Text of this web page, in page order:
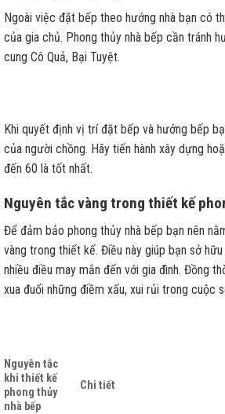
Ngoài việc đặt bếp theo hướng nhà bạn có
của gia chủ. Phong thủy nhà bếp cần tránh
cung Cô Quả, Bại Tuyệt.
Khi quyết định vị trí đặt bếp và hướng bếp
của người chồng. Hãy tiến hành xây dựng
đến 60 là tốt nhất.
Nguyên tắc vàng trong thiết kế
Để đảm bảo phong thủy nhà bếp bạn nên
vàng trong thiết kế. Điều này giúp bạn sở
nhiều điều may mắn đến với gia đình. Đồng
xua đuổi những điềm xấu, xui rủi trong cuộc
Nguyên tắc
khi thiết kế
phong thủy
nhà bếp
Chi tiết